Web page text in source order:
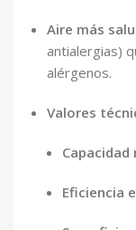
Aire más
antialergias)
alérgenos.
Valores
Capacidad
Eficiencia